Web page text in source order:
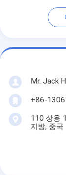
Mr. Jack
+86-
110 상용
지방, 중국